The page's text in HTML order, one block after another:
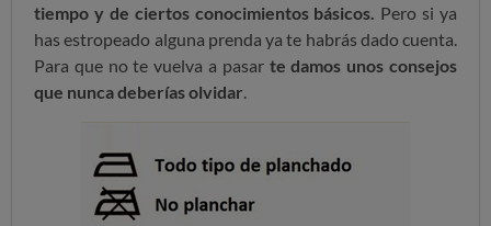
tiempo y de ciertos conocimientos básicos. Pero si ya
has estropeado alguna prenda ya te habrás dado cuenta.
Para que no te vuelva a pasar te damos unos consejos
que nunca deberías olvidar